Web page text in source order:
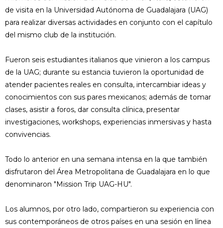
de visita en la Universidad Autónoma de Guadalajara (UAG)
para realizar diversas actividades en conjunto con el capítulo
del mismo club de la institución.
Fueron seis estudiantes italianos que vinieron a los campus
de la UAG; durante su estancia tuvieron la oportunidad de
atender pacientes reales en consulta, intercambiar ideas y
conocimientos con sus pares mexicanos; además de tomar
clases, asistir a foros, dar consulta clínica, presentar
investigaciones, workshops, experiencias inmersivas y hasta
convivencias.
Todo lo anterior en una semana intensa en la que también
disfrutaron del Área Metropolitana de Guadalajara en lo que
denominaron "Mission Trip UAG-HU".
Los alumnos, por otro lado, compartieron su experiencia con
sus contemporáneos de otros países en una sesión en línea